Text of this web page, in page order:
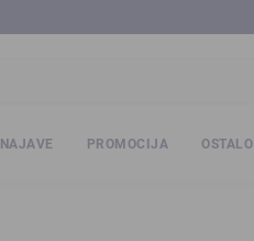
NAJAVE PROMOCIJA OSTALO